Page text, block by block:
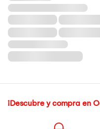
¡Descubre y compra en